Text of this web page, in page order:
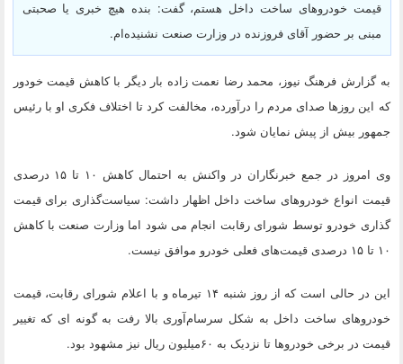
قیمت خودروهای ساخت داخل هستم، گفت: بنده هیچ خبری یا صحبتی
مبنی بر حضور آقای فروزنده در وزارت صنعت نشنیده‌ام.
به گزارش فرهنگ نیوز، محمد رضا نعمت زاده بار دیگر با کاهش قیمت خودور
که این روزها صدای مردم را درآورده، مخالفت کرد تا اختلاف فکری او با رئیس
جمهور بیش از پیش نمایان شود.
وی امروز در جمع خبرنگاران در واکنش به احتمال کاهش ۱۰ تا ۱۵ درصدی
قیمت انواع خودروهای ساخت داخل اظهار داشت: سیاست‌گذاری برای قیمت
گذاری خودرو توسط شورای رقابت انجام می شود اما وزارت صنعت با کاهش
۱۰ تا ۱۵ درصدی قیمت‌های فعلی خودرو موافق نیست.
این در حالی است که از روز شنبه ۱۴ تیرماه و با اعلام شورای رقابت، قیمت
خودروهای ساخت داخل به شکل سرسام‌آوری بالا رفت به گونه ای که تغییر
قیمت در برخی خودروها تا نزدیک به ۶۰میلیون ریال نیز مشهود بود.